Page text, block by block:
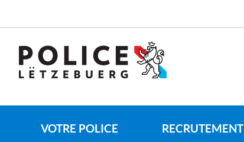
navigation
VOTRE POLICE RECRUTEMENT